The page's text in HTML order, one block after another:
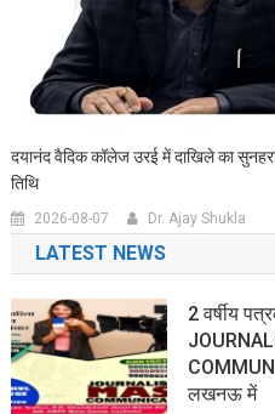
दयानंद वैदिक कॉलेज उरई में दाखिले का
तिथि
2026-08-07 Dr. Ajay Shukla
LATEST NEWS
2 वर्षीय
लखनऊ में